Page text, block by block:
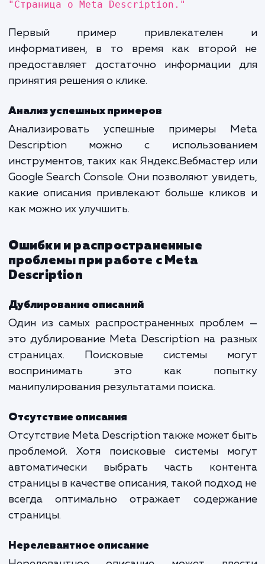
Description
Хорошие и плохие примеры
"Ознакомьтесь с нашим гидом
эффективному использованию
Description в SEO. Получите
советы и рекомендации от
Плохой пример:
"Страница о Meta Description."
Первый пример
предоставляет достаточно информации
принятия решения о клике.
Анализ успешных примеров
Анализировать успешные примеры
инструментов, таких как Яндекс.Вебмастер
Google Search Console. Они позволяют
какие описания привлекают больше
как можно их улучшить.
Ошибки и распространенные
проблемы при работе с Meta
Description